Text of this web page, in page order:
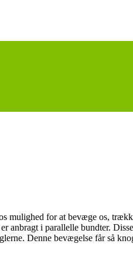
mulighed for at bevæge os,
anbragt i parallelle bundter.
Denne bevægelse får så